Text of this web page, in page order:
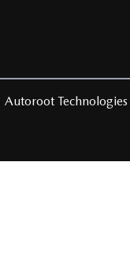
Autoroot